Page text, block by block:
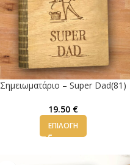
Σημειωματάριο – Super Dad(81)
19.50 €
ΕΠΙΛΟΓΉ